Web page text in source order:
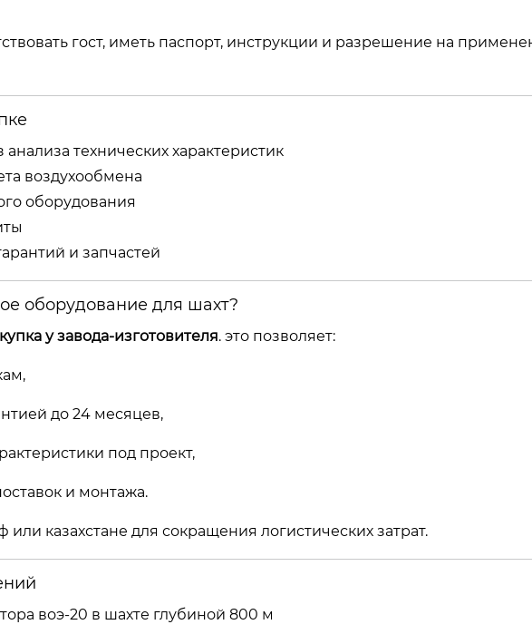
гост, иметь паспорт, инструкции и разрешение на
технических характеристик
воздухообмена
оборудования
и запчастей
оборудование для шахт?
у завода-изготовителя. это позволяет:
до 24 месяцев,
под проект,
и монтажа.
казахстане для сокращения логистических затрат.
воэ-20 в шахте глубиной 800 м